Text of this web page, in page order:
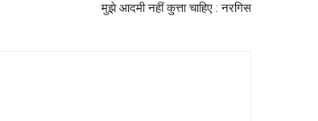
मुझे आदमी नहीं कुत्ता चाहिए : नरगिस